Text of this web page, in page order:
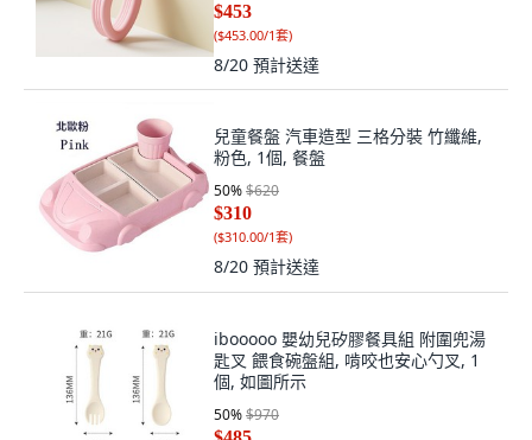
$453
($453.00/1套)
8/20 預計送達
兒童餐盤 汽車造型 三格分裝 竹纖維,
粉色, 1個, 餐盤
50%$620
$310
($310.00/1套)
8/20 預計送達
ibooooo 嬰幼兒矽膠餐具組 附圍兜湯
匙叉 餵食碗盤組, 啃咬也安心勺叉, 1
個, 如圖所示
50%$970